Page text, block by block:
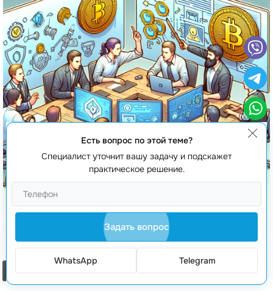
Разработка кошелька Web3
Есть вопрос по этой теме?
Специалист уточнит вашу задачу и подскажет
практическое решение.
Задать вопрос
WhatsApp Telegram
Заказать звонок